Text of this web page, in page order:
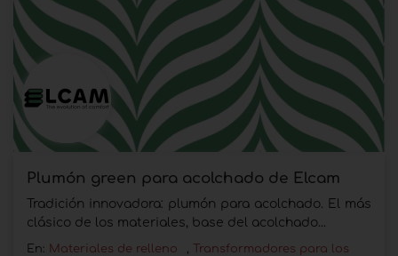
Plumón green para acolchado de Elcam
Tradición innovadora: plumón para acolchado. El más
clásico de los materiales, base del acolchado...
En: Materiales de relleno
Transformadores para los